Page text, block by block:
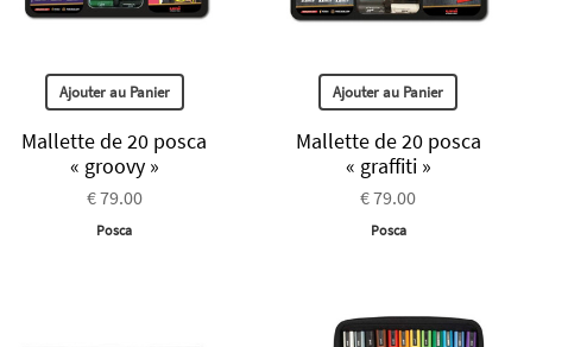
Ajouter au Panier
Mallette de 20 posca
« groovy »
€ 79.00
Posca
Ajouter au Panier
Mallette de 20 posca
« graffiti »
€ 79.00
Posca